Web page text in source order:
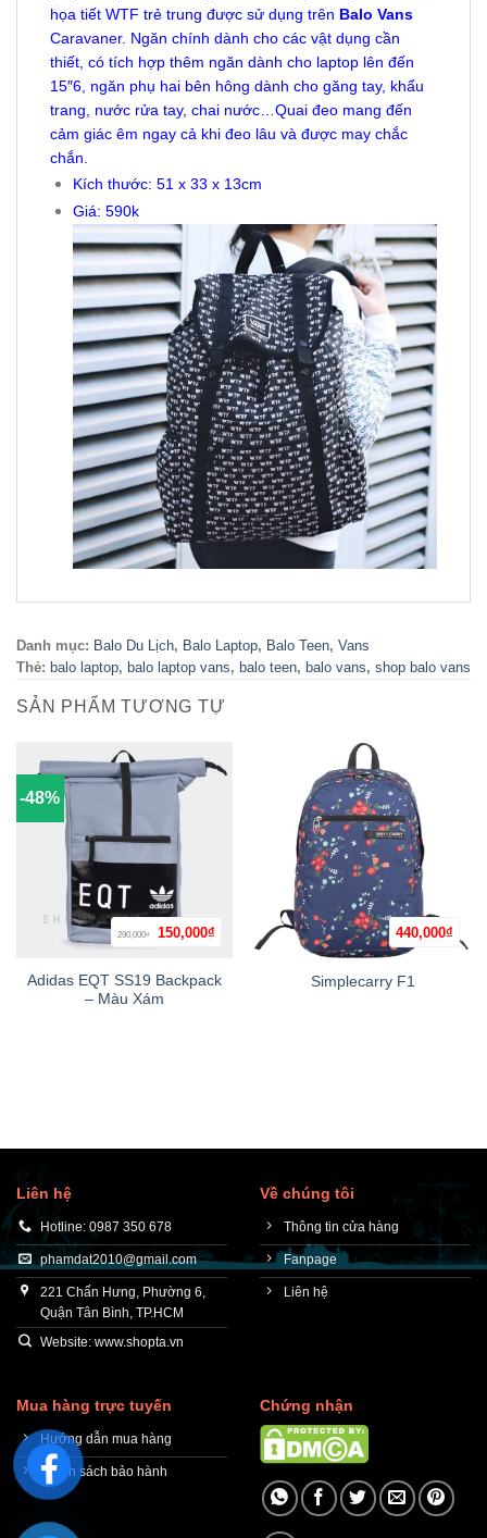
họa tiết WTF trẻ trung được sử dụng trên Balo Vans
Caravaner. Ngăn chính dành cho các vật dụng cần
thiết, có tích hợp thêm ngăn dành cho laptop lên đến
15″6, ngăn phụ hai bên hông dành cho găng tay, khẩu
trang, nước rửa tay, chai nước…Quai đeo mang đến
cảm giác êm ngay cả khi đeo lâu và được may chắc
chắn.
Kích thước: 51 x 33 x 13cm
Giá: 590k
Danh mục: Balo Du Lịch, Balo Laptop, Balo Teen, Vans
Thẻ: balo laptop, balo laptop vans, balo teen, balo vans, shop balo vans
SẢN PHẨM TƯƠNG TỰ
-48%
290,000₫
Giá
290,000₫.
150,000₫
là:
150,000₫.
Adidas EQT SS19 Backpack
– Màu Xám
440,000₫
Simplecarry F1
Liên hệ
Hotline: 0987 350 678
phamdat2010@gmail.com
221 Chấn Hưng, Phường 6,
Quận Tân Bình, TP.HCM
Website: www.shopta.vn
Về chúng tôi
Thông tin cửa hàng
Fanpage
Liên hệ
Mua hàng trực tuyến
Hướng dẫn mua hàng
Chính sách bảo hành
Chứng nhận